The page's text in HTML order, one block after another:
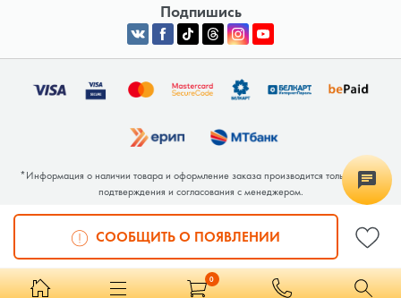
0
СООБЩИТЬ О ПОЯВЛЕНИИ
Подпишись
*Информация о наличии товара и оформление заказа производится только после
подтверждения и согласования с менеджером.
Общество с ограниченной ответственностью «Люкрай» Юридический адрес:
220062, г. Минск, ул. Тимирязева, дом 123, корп. 2, оф. 367/2 Почтовый адрес:
220062, г. Минск, ул. Тимирязева, дом 123, корп. 2, оф. 367/2 УНП 691764371
Интернет-магазин зарегистрирован в Торговом реестре РБ под номером 768117 от
04.02.2026.